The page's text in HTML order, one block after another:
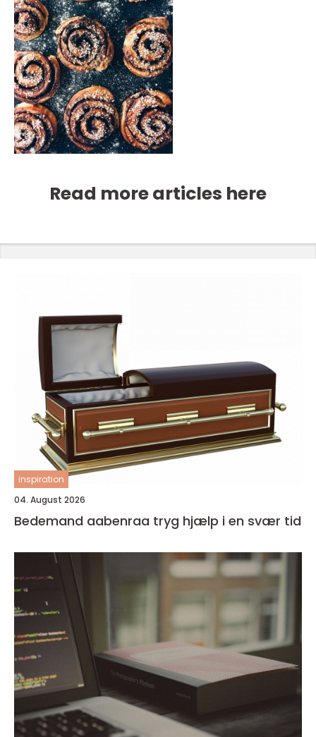
Read more articles here
inspiration
04. August 2026
Bedemand aabenraa tryg hjælp i en svær tid